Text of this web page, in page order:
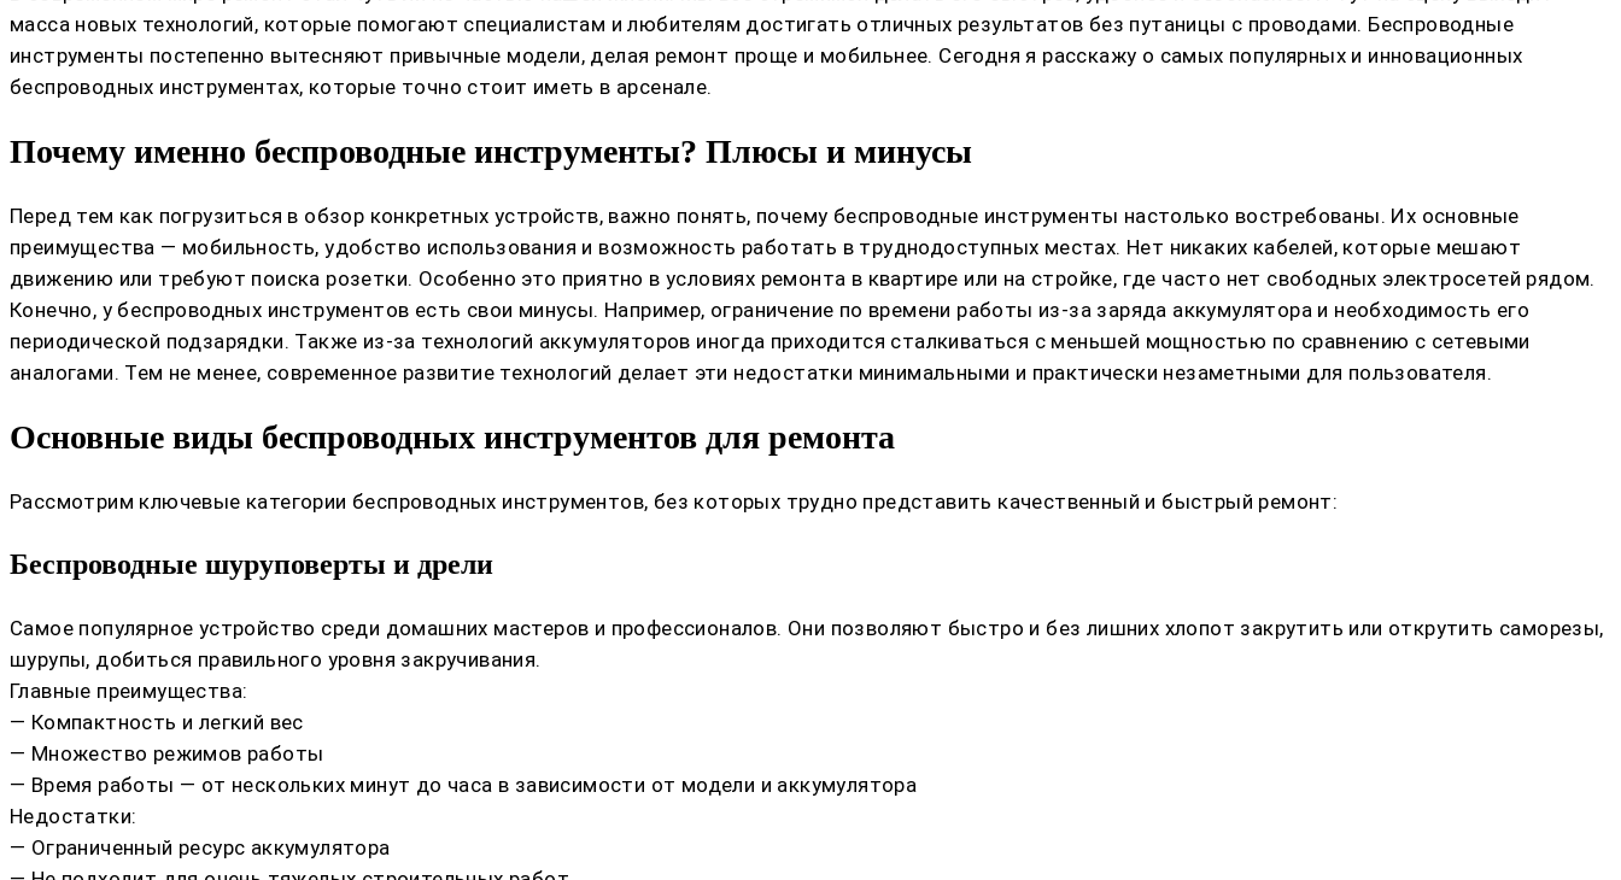
масса новых технологий, которые помогают специалистам и любителям достигать отличных результатов без путаницы с проводами. Беспроводные
инструменты постепенно вытесняют привычные модели, делая ремонт проще и мобильнее. Сегодня я расскажу о самых популярных и инновационных
беспроводных инструментах, которые точно стоит иметь в арсенале.
Почему именно беспроводные инструменты? Плюсы и минусы
Перед тем как погрузиться в обзор конкретных устройств, важно понять, почему беспроводные инструменты настолько востребованы. Их основные
преимущества — мобильность, удобство использования и возможность работать в труднодоступных местах. Нет никаких кабелей, которые мешают
движению или требуют поиска розетки. Особенно это приятно в условиях ремонта в квартире или на стройке, где часто нет свободных электросетей рядом.
Конечно, у беспроводных инструментов есть свои минусы. Например, ограничение по времени работы из-за заряда аккумулятора и необходимость его
периодической подзарядки. Также из-за технологий аккумуляторов иногда приходится сталкиваться с меньшей мощностью по сравнению с сетевыми
аналогами. Тем не менее, современное развитие технологий делает эти недостатки минимальными и практически незаметными для пользователя.
Основные виды беспроводных инструментов для ремонта
Рассмотрим ключевые категории беспроводных инструментов, без которых трудно представить качественный и быстрый ремонт:
Беспроводные шуруповерты и дрели
Самое популярное устройство среди домашних мастеров и профессионалов. Они позволяют быстро и без лишних хлопот закрутить или открутить саморезы,
шурупы, добиться правильного уровня закручивания.
Главные преимущества:
— Компактность и легкий вес
— Множество режимов работы
— Время работы — от нескольких минут до часа в зависимости от модели и аккумулятора
Недостатки:
— Ограниченный ресурс аккумулятора